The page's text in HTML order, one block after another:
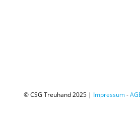
© CSG Treuhand 2025 | Impressum-